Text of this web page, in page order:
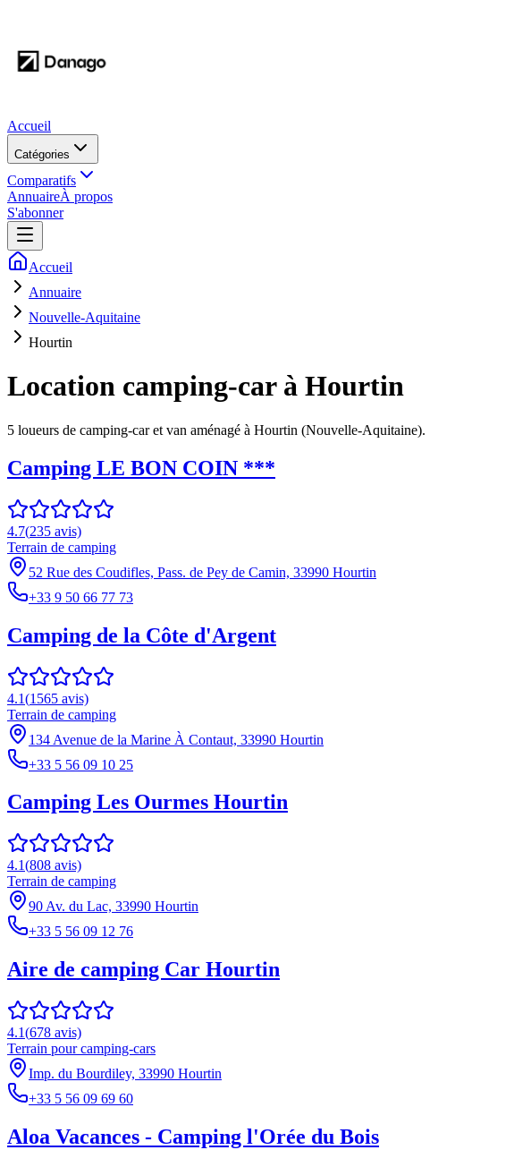
Accueil
Catégories
Comparatifs
AnnuaireÀ propos
S'abonner
Accueil
Annuaire
Nouvelle-Aquitaine
Hourtin
Location camping-car à Hourtin
5 loueurs de camping-car et van aménagé à Hourtin (Nouvelle-Aquitaine).
Camping LE BON COIN ***
4.7(235 avis)
Terrain de camping
52 Rue des Coudifles, Pass. de Pey de Camin, 33990 Hourtin
+33 9 50 66 77 73
Camping de la Côte d'Argent
4.1(1565 avis)
Terrain de camping
134 Avenue de la Marine À Contaut, 33990 Hourtin
+33 5 56 09 10 25
Camping Les Ourmes Hourtin
4.1(808 avis)
Terrain de camping
90 Av. du Lac, 33990 Hourtin
+33 5 56 09 12 76
Aire de camping Car Hourtin
4.1(678 avis)
Terrain pour camping-cars
Imp. du Bourdiley, 33990 Hourtin
+33 5 56 09 69 60
Aloa Vacances - Camping l'Orée du Bois